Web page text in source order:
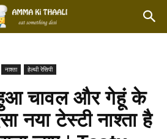
नाश्ता हेल्थी रेसिपी
चावल और गेहूं के
नया टेस्टी नाश्ता है